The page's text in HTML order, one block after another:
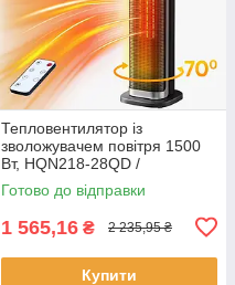
Тепловентилятор із
зволожувачем повітря 1500
Вт, HQN218-28QD /
Вертикальний
електрообігрівач / Обігрівач
Готово до відправки
1 565,16 ₴ 2 235,95 ₴
Купити